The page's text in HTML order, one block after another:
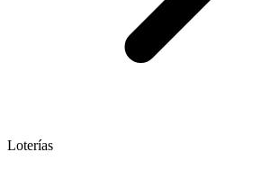
Loterías